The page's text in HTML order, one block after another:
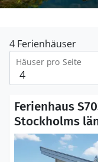
4 Ferienhäuser
Häuser pro Seite
Ferienhaus
Stockholms